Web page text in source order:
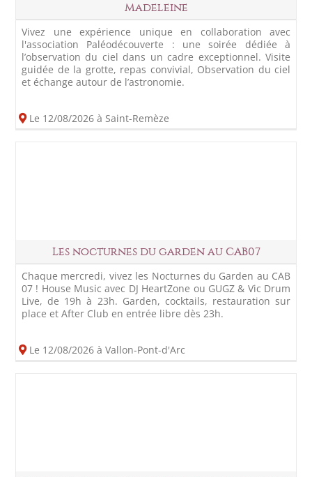
Madeleine
Vivez une expérience unique en collaboration avec
l'association Paléodécouverte : une soirée dédiée à
l’observation du ciel dans un cadre exceptionnel. Visite
guidée de la grotte, repas convivial, Observation du ciel
et échange autour de l’astronomie.
Le 12/08/2026 à Saint-Remèze
Les nocturnes du garden au CAB07
Chaque mercredi, vivez les Nocturnes du Garden au CAB
07 ! House Music avec DJ HeartZone ou GUGZ & Vic Drum
Live, de 19h à 23h. Garden, cocktails, restauration sur
place et After Club en entrée libre dès 23h.
Le 12/08/2026 à Vallon-Pont-d'Arc